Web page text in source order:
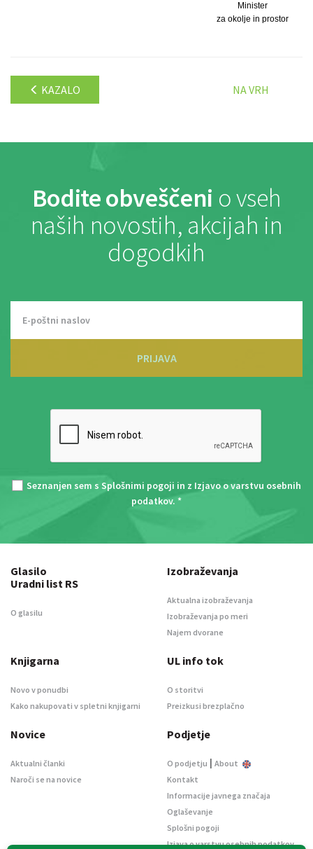
Minister
za okolje in prostor
KAZALO NA VRH
Bodite obveščeni o vseh
naših novostih, akcijah in
dogodkih
PRIJAVA
Seznanjen sem s Splošnimi pogoji in z Izjavo o varstvu osebnih
podatkov. *
Glasilo
Uradni list RS
O glasilu
Izobraževanja
Aktualna izobraževanja
Izobraževanja po meri
Najem dvorane
Knjigarna
Novo v ponudbi
Kako nakupovati v spletni knjigarni
UL info tok
O storitvi
Preizkusi brezplačno
Novice
Aktualni članki
Naroči se na novice
Podjetje
O podjetju | About
Kontakt
Informacije javnega značaja
Oglaševanje
Splošni pogoji
Izjava o varstvu osebnih podatkov